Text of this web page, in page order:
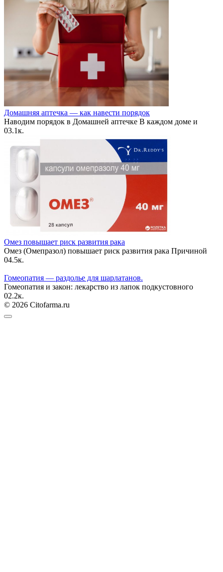
Домашняя аптечка — как навести порядок
Наводим порядок в Домашней аптечке В каждом доме и
03.1к.
Омез повышает риск развития рака
Омез (Омепразол) повышает риск развития рака Причиной
04.5к.
Гомеопатия — раздолье для шарлатанов.
Гомеопатия и закон: лекарство из лапок подкустовного
02.2к.
© 2026 Citofarma.ru